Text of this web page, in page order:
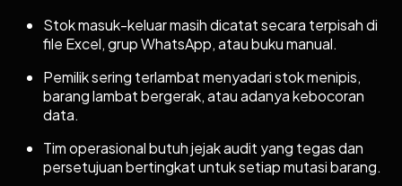
Stok masuk-keluar masih dicatat secara terpisah di
file Excel, grup WhatsApp, atau buku manual.
Pemilik sering terlambat menyadari stok menipis,
barang lambat bergerak, atau adanya kebocoran
data.
Tim operasional butuh jejak audit yang tegas dan
persetujuan bertingkat untuk setiap mutasi barang.